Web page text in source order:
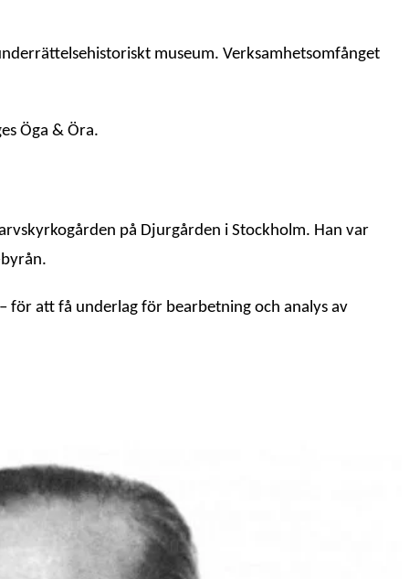
museum. Verksamhetsomfånget
Öga & Öra.
på Djurgården i Stockholm. Han var
för att få underlag för bearbetning och analys av